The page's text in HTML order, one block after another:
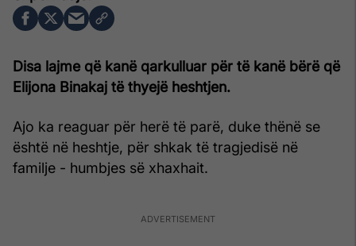
Disa lajme që kanë qarkulluar për të kanë bërë që
Elijona Binakaj të thyejë heshtjen.
Ajo ka reaguar për herë të parë, duke thënë se
është në heshtje, për shkak të tragjedisë në
familje - humbjes së xhaxhait.